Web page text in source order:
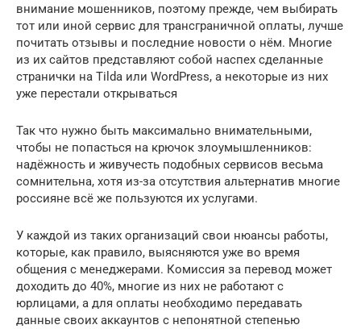
внимание мошенников, поэтому прежде, чем выбирать
тот или иной сервис для трансграничной оплаты, лучше
почитать отзывы и последние новости о нём. Многие
из их сайтов представляют собой наспех сделанные
странички на Tilda или WordPress, а некоторые из них
уже перестали открываться
Так что нужно быть максимально внимательными,
чтобы не попасться на крючок злоумышленников:
надёжность и живучесть подобных сервисов весьма
сомнительна, хотя из-за отсутствия альтернатив многие
россияне всё же пользуются их услугами.
У каждой из таких организаций свои нюансы работы,
которые, как правило, выясняются уже во время
общения с менеджерами. Комиссия за перевод может
доходить до 40%, многие из них не работают с
юрлицами, а для оплаты необходимо передавать
данные своих аккаунтов с непонятной степенью